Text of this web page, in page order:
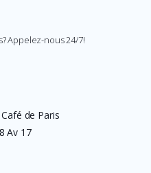
Appelez-nous 24/7!
de Paris
Av 17